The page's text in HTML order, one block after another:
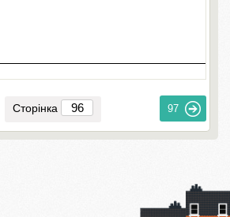
Сторінка 97